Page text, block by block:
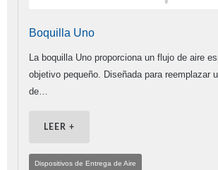
Boquilla Uno
La boquilla Uno proporciona un flujo de aire
objetivo pequeño. Diseñada para reemplazar
de…
LEER +
Dispositivos de Entrega de Aire